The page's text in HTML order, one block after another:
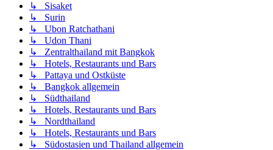
↳ Sisaket
↳ Surin
↳ Ubon Ratchathani
↳ Udon Thani
↳ Zentralthailand mit Bangkok
↳ Hotels, Restaurants und Bars
↳ Pattaya und Ostküste
↳ Bangkok allgemein
↳ Südthailand
↳ Hotels, Restaurants und Bars
↳ Nordthailand
↳ Hotels, Restaurants und Bars
↳ Südostasien und Thailand allgemein